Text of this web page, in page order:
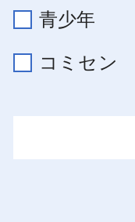
青少年
コミセン